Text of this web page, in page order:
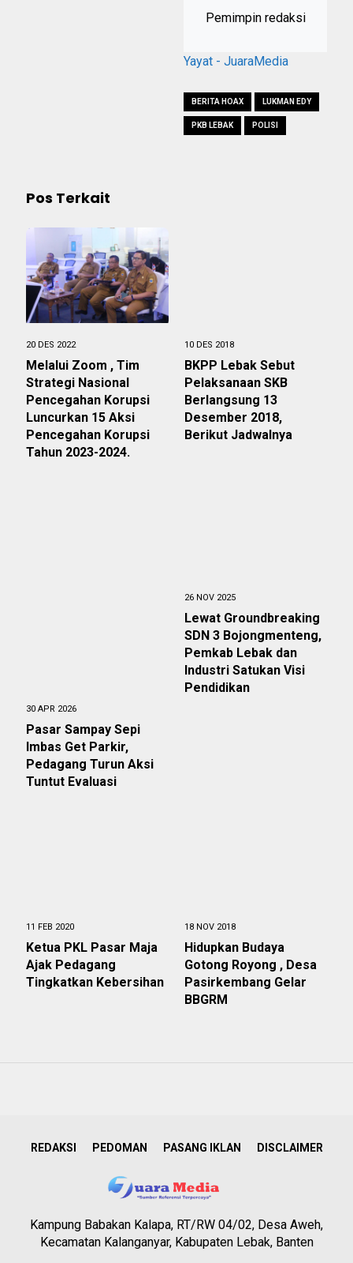
Pemimpin redaksi
Yayat - JuaraMedia
BERITA HOAX LUKMAN EDY
PKB LEBAK POLISI
Pos Terkait
20 DES 2022
Melalui Zoom , Tim
Strategi Nasional
Pencegahan Korupsi
Luncurkan 15 Aksi
Pencegahan Korupsi
Tahun 2023-2024.
10 DES 2018
BKPP Lebak Sebut
Pelaksanaan SKB
Berlangsung 13
Desember 2018,
Berikut Jadwalnya
30 APR 2026
Pasar Sampay Sepi
Imbas Get Parkir,
Pedagang Turun Aksi
Tuntut Evaluasi
26 NOV 2025
Lewat Groundbreaking
SDN 3 Bojongmenteng,
Pemkab Lebak dan
Industri Satukan Visi
Pendidikan
11 FEB 2020
Ketua PKL Pasar Maja
Ajak Pedagang
Tingkatkan Kebersihan
18 NOV 2018
Hidupkan Budaya
Gotong Royong , Desa
Pasirkembang Gelar
BBGRM
REDAKSI PEDOMAN PASANG IKLAN DISCLAIMER
Kampung Babakan Kalapa, RT/RW 04/02, Desa Aweh,
Kecamatan Kalanganyar, Kabupaten Lebak, Banten